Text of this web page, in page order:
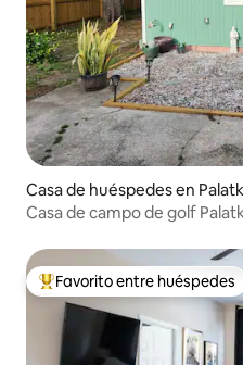
Casa de huéspedes en
Casa de campo de golf
De los mejores en Favorito
Favorito entre huéspedes